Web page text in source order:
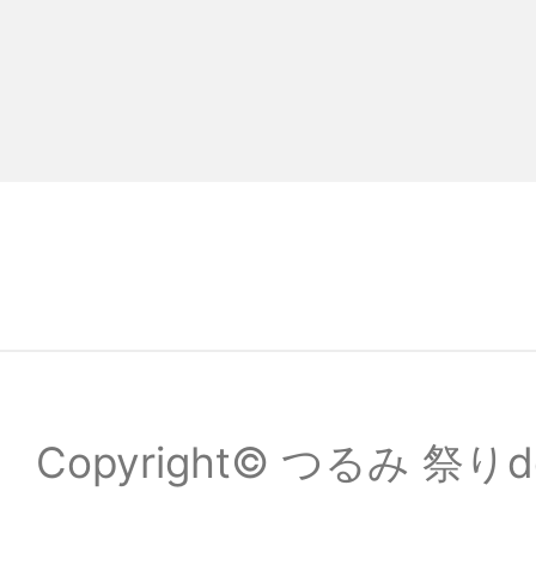
Copyright© つるみ 祭り